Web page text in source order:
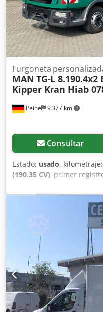
Peine 9,377 km
Furgoneta
MAN TG-L 8.190.4x2
Kipper Kran Hiab
Consultar
Estado: usado, kilometraje:
(190.35 CV), primer
próxima inspección (TÜV):
, clase de
de carga:
, longitud
anchura del espacio de
espacio de carga:
400 mm
acondicionado,
sistema de navegación, *
ESP (Programa
mantenimiento de carril *
crucero) * Elevalunas
regulables * Calefacción